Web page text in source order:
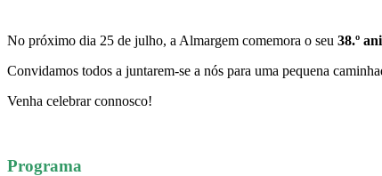
No próximo dia 25 de julho, a Almargem comemora o seu 38.º
Convidamos todos a juntarem-se a nós para uma pequena
Venha celebrar connosco!
Programa